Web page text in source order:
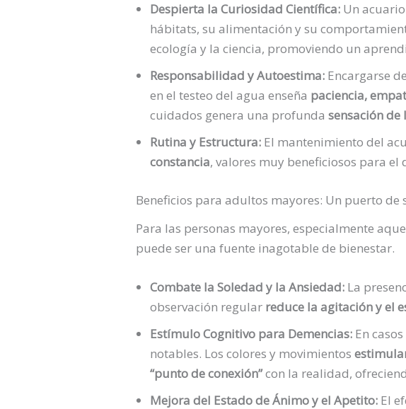
Despierta la Curiosidad Científica: Un
hábitats, su alimentación y su
ecología y la ciencia, promoviendo un
Responsabilidad y Autoestima: Encargarse
en el testeo del agua enseña paciencia,
cuidados genera una profunda sensación de
Rutina y Estructura: El mantenimiento del
constancia, valores muy beneficiosos para
Beneficios para adultos mayores: Un puerto de
Para las personas mayores, especialmente
puede ser una fuente inagotable de bienestar.
Combate la Soledad y la Ansiedad: La
observación regular reduce la agitación y el
Estímulo Cognitivo para Demencias: En
notables. Los colores y movimientos
“punto de conexión”con la realidad,
Mejora del Estado de Ánimo y el Apetito: El